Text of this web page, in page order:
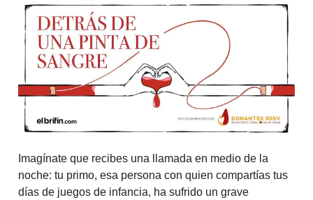
Imagínate que recibes una llamada en medio de la
noche: tu primo, esa persona con quien compartías tus
días de juegos de infancia, ha sufrido un grave